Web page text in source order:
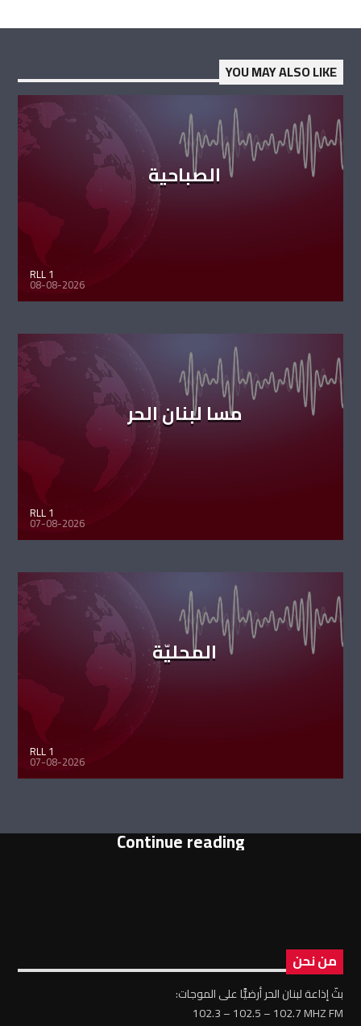
YOU MAY ALSO LIKE
الصباحية
RLL 1
08-08-2026
مسا لبنان الحر
RLL 1
07-08-2026
المحليّة
RLL 1
07-08-2026
Continue reading
من نحن
بثّ إذاعة لبنان الحر أرضيًّا على الموجات:
102.3 – 102.5 – 102.7 MHZ FM